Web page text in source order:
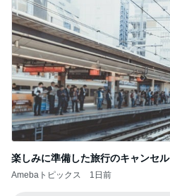
楽しみに準備した旅行のキャンセル
Amebaトピックス 1日前